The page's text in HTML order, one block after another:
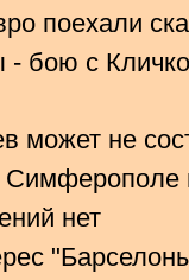
поехали
- бою с
может не
нет